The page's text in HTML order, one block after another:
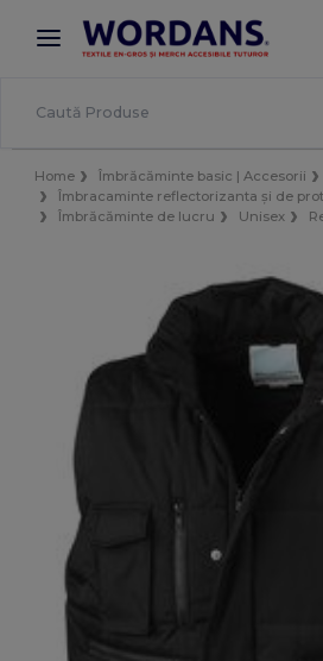
× Aplicația Wordans
Prețuri mai bune în aplicație!
Home Îmbrăcăminte basic | Accesorii
Îmbracaminte reflectorizanta și de
Îmbrăcăminte de lucru
Unisex